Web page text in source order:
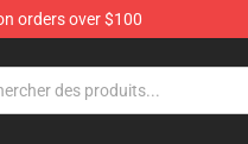
orders over $100